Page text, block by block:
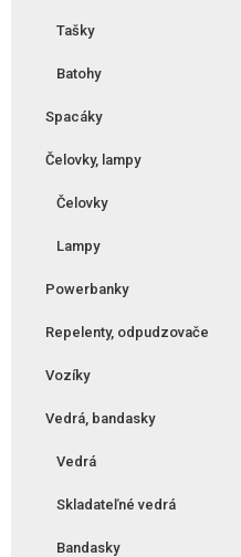
Tašky
Batohy
Spacáky
Čelovky, lampy
Čelovky
Lampy
Powerbanky
Repelenty, odpudzovače
Vozíky
Vedrá, bandasky
Vedrá
Skladateľné vedrá
Bandasky